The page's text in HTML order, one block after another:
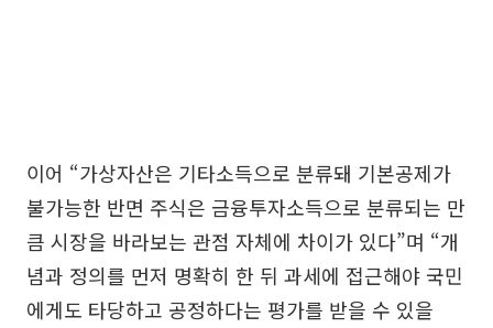
이어 “가상자산은 기타소득으로 분류돼 기본공제가
불가능한 반면 주식은 금융투자소득으로 분류되는 만
큼 시장을 바라보는 관점 자체에 차이가 있다”며 “개
념과 정의를 먼저 명확히 한 뒤 과세에 접근해야 국민
에게도 타당하고 공정하다는 평가를 받을 수 있을